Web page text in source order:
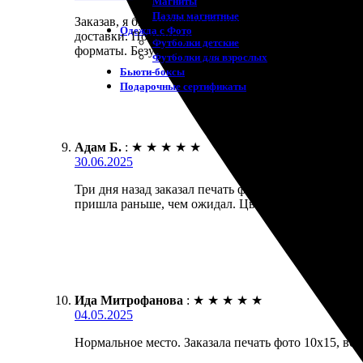
Пазлы магнитные
Одежда с Фото
Футболки детские
Футболки для взрослых
Бьюти-боксы
Подарочные сертификаты
Заказав, я был приятно удивлён процессом. Легко
доставки. Получил распечатки вовремя и в
форматы. Безусловно, буду заказывать снова!
Адам Б. : ★ ★ ★ ★ ★
30.06.2025
Три дня назад заказал печать фото 10х15. Всё
пришла раньше, чем ожидал. Цвета яркие,
Ида Митрофанова : ★ ★ ★ ★ ★
04.05.2025
Нормальное место. Заказала печать фото 10х15,